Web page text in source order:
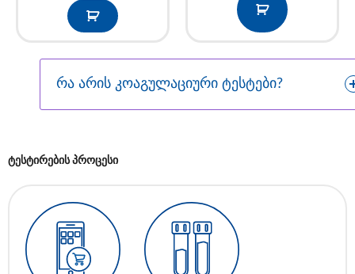
რა არის კოაგულაციური ტესტები?
ტესტირების პროცესი